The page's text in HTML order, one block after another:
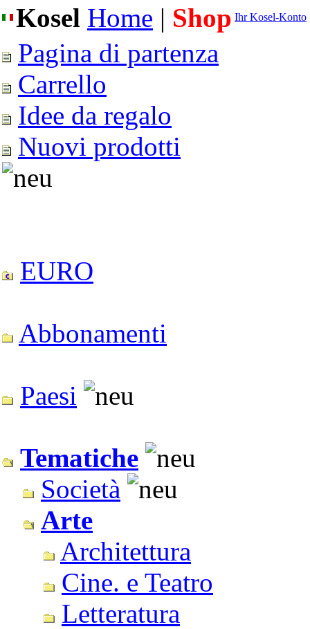
Kosel Home | Shop Ihr Kosel-Konto
Pagina di partenza
Carrello
Idee da regalo
Nuovi prodotti
EURO
Abbonamenti
Paesi
Tematiche
Società
Arte
Architettura
Cine. e Teatro
Letteratura